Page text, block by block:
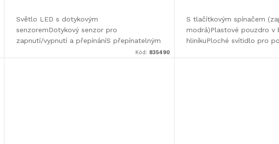
Světlo LED s dotykovým
senzoremDotykový senzor pro
zapnutí/vypnutí a přepínáníS přepínatelným
modrým nočním světlem36 bílých a 6Kód: 835490
S tlačítkovým spínačem
modrá)Plastové pouzdro v
hliníkuPloché svítidlo pro